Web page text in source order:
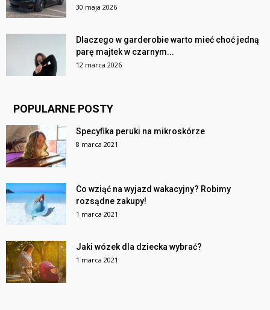
30 maja 2026
Dlaczego w garderobie warto mieć choć jedną
parę majtek w czarnym...
12 marca 2026
POPULARNE POSTY
Specyfika peruki na mikroskórze
8 marca 2021
Co wziąć na wyjazd wakacyjny? Robimy
rozsądne zakupy!
1 marca 2021
Jaki wózek dla dziecka wybrać?
1 marca 2021